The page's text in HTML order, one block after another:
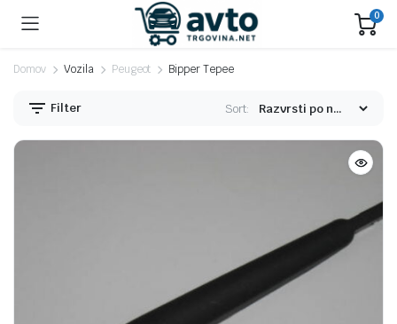
0
Domov Vozila Peugeot Bipper Tepee
Filter Sort: